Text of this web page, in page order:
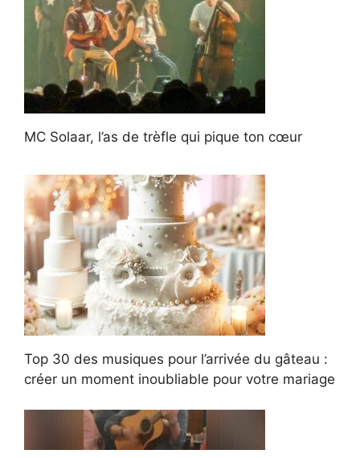
MC Solaar, l’as de trèfle qui pique ton cœur
Top 30 des musiques pour l’arrivée du gâteau :
créer un moment inoubliable pour votre mariage